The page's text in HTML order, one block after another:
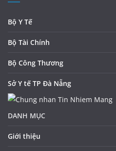
Bộ Y Tế
Bộ Tài Chính
Bộ Công Thương
Sở Y tế TP Đà Nẵng
DANH MỤC
Giới thiệu